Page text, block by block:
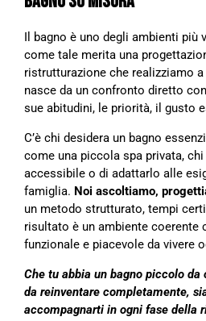
Il bagno è uno degli ambienti più
come tale merita una
ristrutturazione che realizziamo a
nasce da un confronto diretto
sue abitudini, le priorità, il gusto
C’è chi desidera un bagno
come una piccola spa privata,
accessibile o di adattarlo alle
famiglia. Noi ascoltiamo,
un metodo strutturato, tempi
risultato è un ambiente coerente
funzionale e piacevole da vivere
Che tu abbia un bagno piccolo
da reinventare completamente,
accompagnarti in ogni fase della